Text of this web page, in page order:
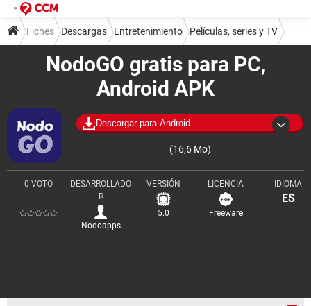
NodoGO gratis para PC,
Android APK
Descargar para Android
(16,6 Mo)
0 VOTO
DESARROLLADO
R
Nodoapps
VERSIÓN
5.0
LICENCIA
Freeware
IDIOMA
ES
Fiches Descargas Entretenimiento Películas, series y TV